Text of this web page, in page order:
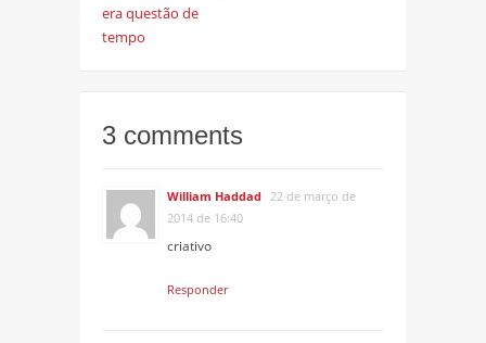
era questão de
tempo
3 comments
William Haddad 22 de março de
2014 de 16:40
criativo
Responder